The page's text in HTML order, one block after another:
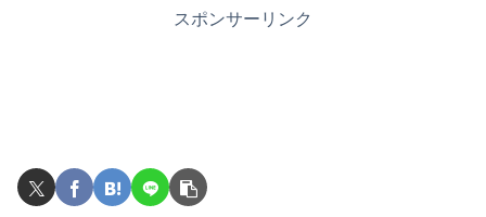
スポンサーリンク